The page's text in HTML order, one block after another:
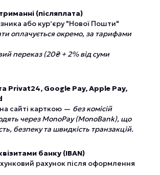
(післяплата)
або курʼєру "Нової Пошти"
оплачується окремо, за тарифами
переказ (20₴ + 2% від суми
Privat24, Google Pay, Apple Pay,
сайті карткою — без комісій
через MonoPay (MonoBank), що
безпеку та швидкість транзакцій.
банку (IBAN)
рахунок після оформлення